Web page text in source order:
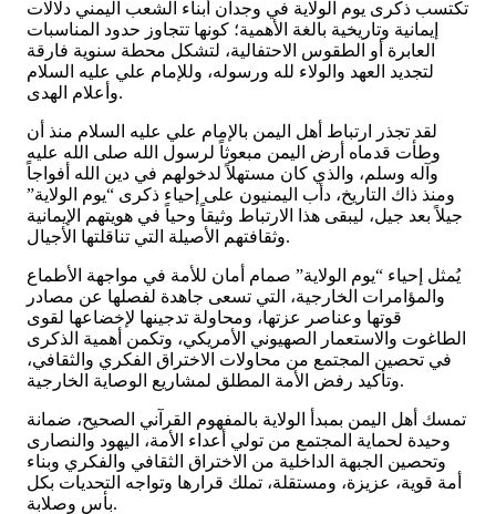
تكتسب ذكرى يوم الولاية في وجدان أبناء الشعب اليمني دلالات
إيمانية وتاريخية بالغة الأهمية؛ كونها تتجاوز حدود المناسبات
العابرة أو الطقوس الاحتفالية، لتشكل محطة سنوية فارقة
لتجديد العهد والولاء لله ورسوله، وللإمام علي عليه السلام
وأعلام الهدى.
لقد تجذر ارتباط أهل اليمن بالإمام علي عليه السلام منذ أن
وطأت قدماه أرض اليمن مبعوثاً لرسول الله صلى الله عليه
وآله وسلم، والذي كان مستهلاً لدخولهم في دين الله أفواجاً
ومنذ ذاك التاريخ، دأب اليمنيون على إحياء ذكرى “يوم الولاية”
جيلاً بعد جيل، ليبقى هذا الارتباط وثيقاً وحياً في هويتهم الإيمانية
وثقافتهم الأصيلة التي تناقلتها الأجيال.
يُمثل إحياء “يوم الولاية” صمام أمان للأمة في مواجهة الأطماع
والمؤامرات الخارجية، التي تسعى جاهدة لفصلها عن مصادر
قوتها وعناصر عزتها، ومحاولة تدجينها لإخضاعها لقوى
الطاغوت والاستعمار الصهيوني الأمريكي، وتكمن أهمية الذكرى
في تحصين المجتمع من محاولات الاختراق الفكري والثقافي،
وتأكيد رفض الأمة المطلق لمشاريع الوصاية الخارجية.
تمسك أهل اليمن بمبدأ الولاية بالمفهوم القرآني الصحيح، ضمانة
وحيدة لحماية المجتمع من تولي أعداء الأمة، اليهود والنصارى
وتحصين الجبهة الداخلية من الاختراق الثقافي والفكري وبناء
أمة قوية، عزيزة، ومستقلة، تملك قرارها وتواجه التحديات بكل
بأس وصلابة.